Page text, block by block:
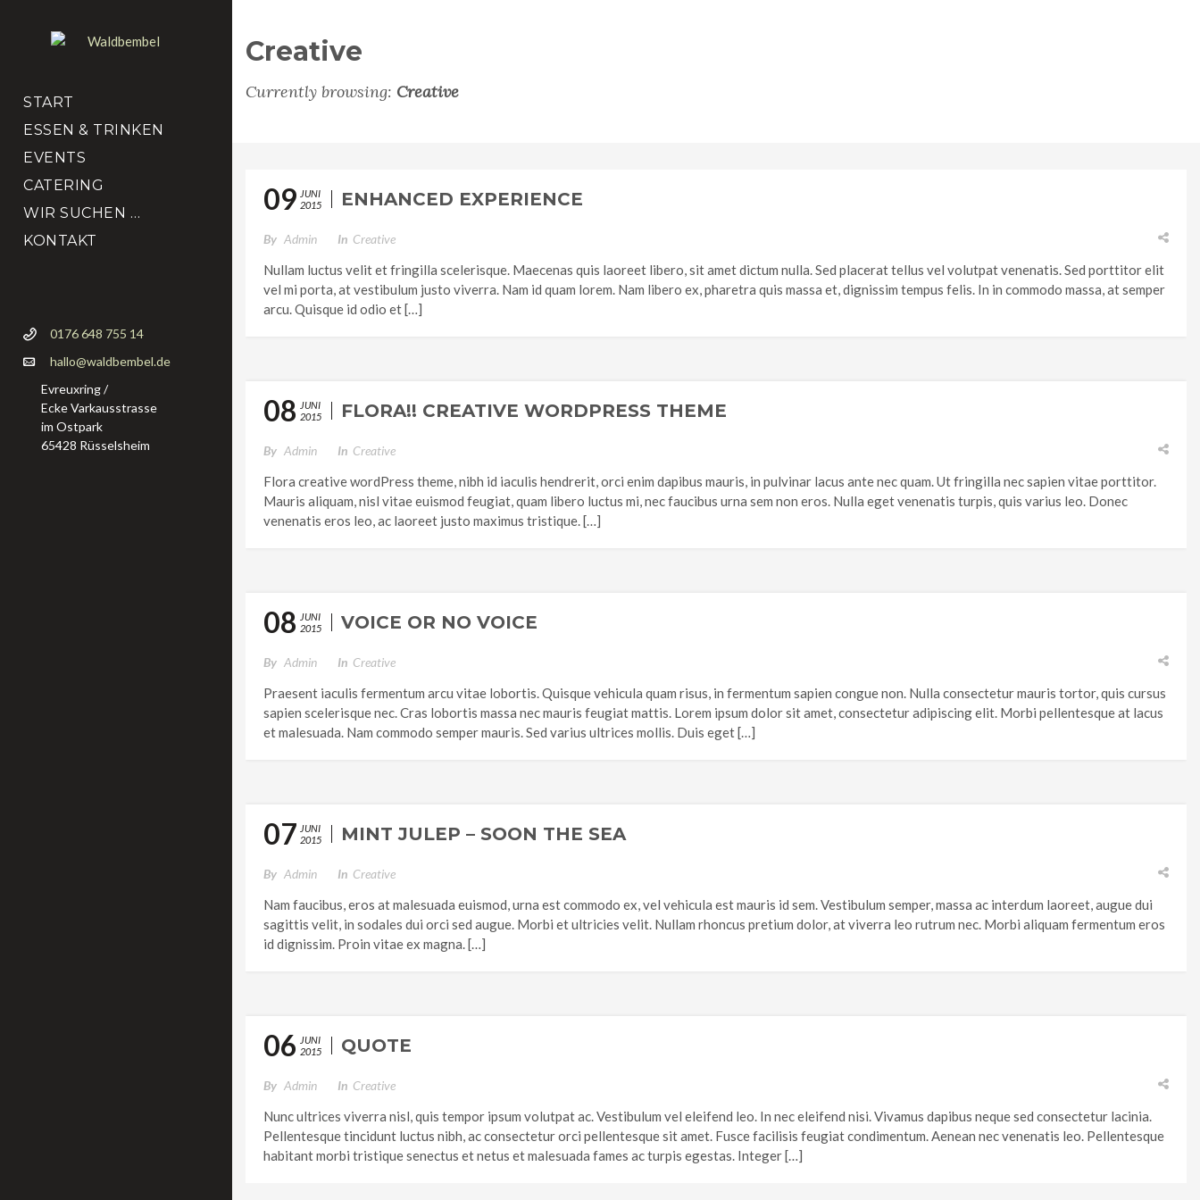
START
ESSEN & TRINKEN
EVENTS
CATERING
WIR SUCHEN …
KONTAKT
0176 648 755 14
hallo@waldbembel.de
Evreuxring /
Ecke Varkausstrasse
im Ostpark
65428 Rüsselsheim
Creative
Currently browsing: Creative
09 JUNI
2015
ENHANCED EXPERIENCE
By Admin In Creative
Nullam luctus velit et fringilla scelerisque. Maecenas quis laoreet libero, sit amet dictum nulla. Sed placerat tellus vel volutpat venenatis. Sed porttitor elit
vel mi porta, at vestibulum justo viverra. Nam id quam lorem. Nam libero ex, pharetra quis massa et, dignissim tempus felis. In in commodo massa, at semper
arcu. Quisque id odio et […]
08 JUNI
2015
FLORA!! CREATIVE WORDPRESS THEME
By Admin In Creative
Flora creative wordPress theme, nibh id iaculis hendrerit, orci enim dapibus mauris, in pulvinar lacus ante nec quam. Ut fringilla nec sapien vitae porttitor.
Mauris aliquam, nisl vitae euismod feugiat, quam libero luctus mi, nec faucibus urna sem non eros. Nulla eget venenatis turpis, quis varius leo. Donec
venenatis eros leo, ac laoreet justo maximus tristique. […]
08 JUNI
2015
VOICE OR NO VOICE
By Admin In Creative
Praesent iaculis fermentum arcu vitae lobortis. Quisque vehicula quam risus, in fermentum sapien congue non. Nulla consectetur mauris tortor, quis cursus
sapien scelerisque nec. Cras lobortis massa nec mauris feugiat mattis. Lorem ipsum dolor sit amet, consectetur adipiscing elit. Morbi pellentesque at lacus
et malesuada. Nam commodo semper mauris. Sed varius ultrices mollis. Duis eget […]
07 JUNI
2015
MINT JULEP – SOON THE SEA
By Admin In Creative
Nam faucibus, eros at malesuada euismod, urna est commodo ex, vel vehicula est mauris id sem. Vestibulum semper, massa ac interdum laoreet, augue dui
sagittis velit, in sodales dui orci sed augue. Morbi et ultricies velit. Nullam rhoncus pretium dolor, at viverra leo rutrum nec. Morbi aliquam fermentum eros
id dignissim. Proin vitae ex magna. […]
06 JUNI
2015
QUOTE
By Admin In Creative
Nunc ultrices viverra nisl, quis tempor ipsum volutpat ac. Vestibulum vel eleifend leo. In nec eleifend nisi. Vivamus dapibus neque sed consectetur lacinia.
Pellentesque tincidunt luctus nibh, ac consectetur orci pellentesque sit amet. Fusce facilisis feugiat condimentum. Aenean nec venenatis leo. Pellentesque
habitant morbi tristique senectus et netus et malesuada fames ac turpis egestas. Integer […]